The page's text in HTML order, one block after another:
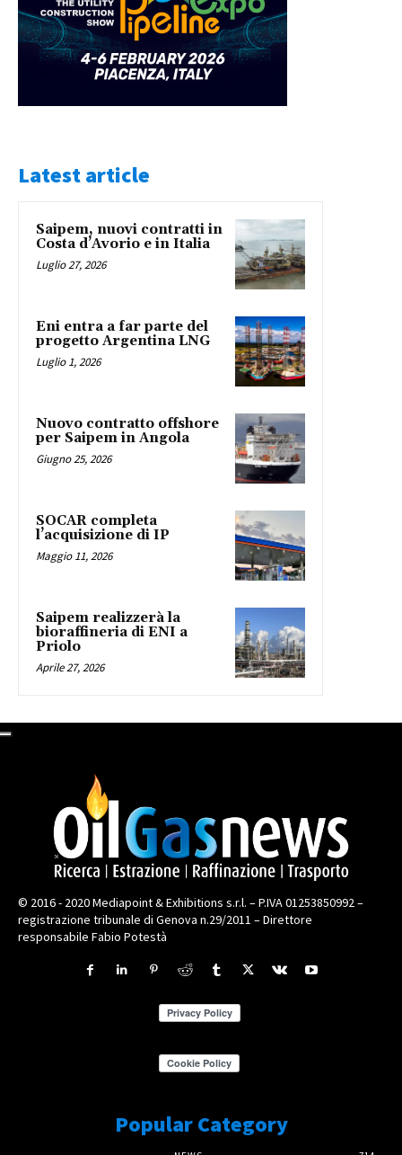
Latest article
Saipem, nuovi contratti in
Costa d’Avorio e in Italia
Luglio 27, 2026
Eni entra a far parte del
progetto Argentina LNG
Luglio 1, 2026
Nuovo contratto offshore
per Saipem in Angola
Giugno 25, 2026
SOCAR completa
l’acquisizione di IP
Maggio 11, 2026
Saipem realizzerà la
bioraffineria di ENI a
Priolo
Aprile 27, 2026
© 2016 - 2020 Mediapoint & Exhibitions s.r.l. – P.IVA 01253850992 –
registrazione tribunale di Genova n.29/2011 – Direttore
responsabile Fabio Potestà
Popular Category